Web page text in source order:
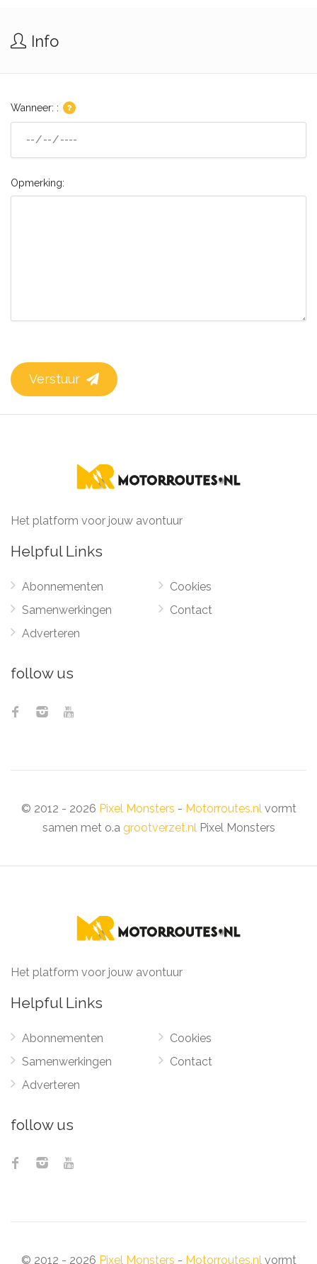
Info
Wanneer: :
Opmerking:
Verstuur
Het platform voor jouw avontuur
Helpful Links
Abonnementen
Samenwerkingen
Adverteren
Cookies
Contact
follow us
© 2012 - 2026 Pixel Monsters - Motorroutes.nlvormt
samen met o.a grootverzet.nlPixel Monsters
Het platform voor jouw avontuur
Helpful Links
Abonnementen
Samenwerkingen
Adverteren
Cookies
Contact
follow us
© 2012 - 2026 Pixel Monsters - Motorroutes.nlvormt